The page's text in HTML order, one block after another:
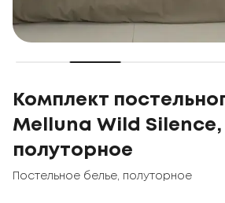
Комплект
Melluna Wild Silence,
полуторное
Постельное белье полуторное